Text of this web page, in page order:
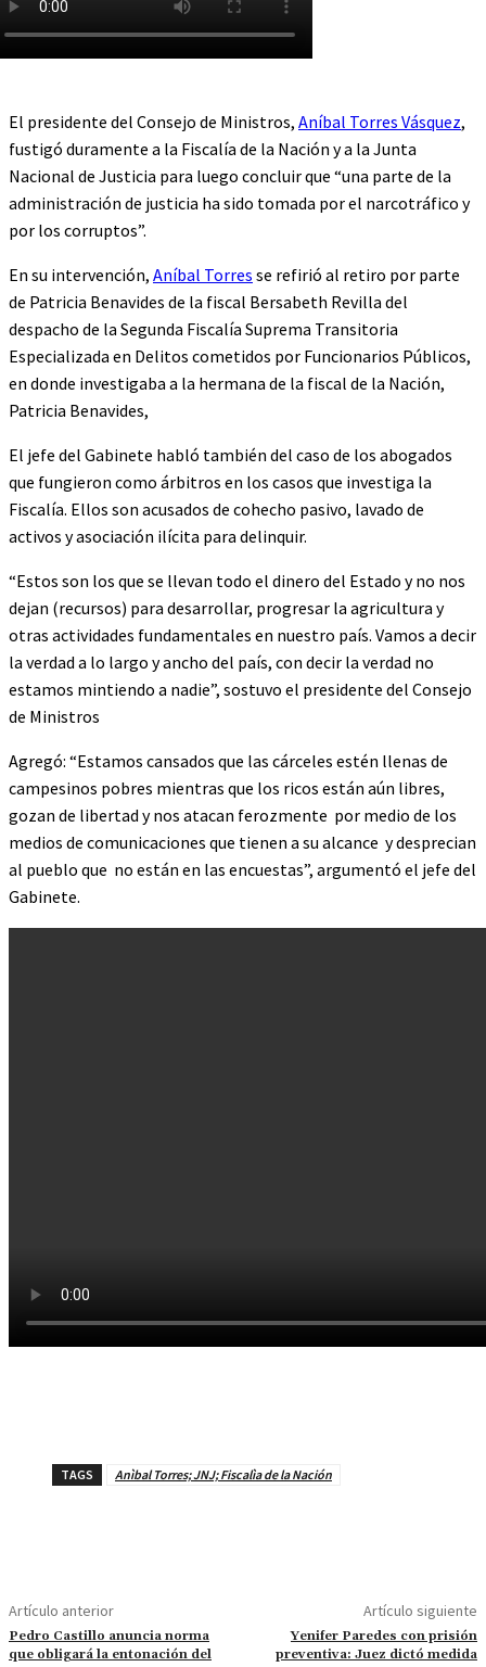
El presidente del Consejo de Ministros, Aníbal Torres Vásquez,
fustigó duramente a la Fiscalía de la Nación y a la Junta
Nacional de Justicia para luego concluir que “una parte de la
administración de justicia ha sido tomada por el narcotráfico y
por los corruptos”.
En su intervención, Aníbal Torres se refirió al retiro por parte
de Patricia Benavides de la fiscal Bersabeth Revilla del
despacho de la Segunda Fiscalía Suprema Transitoria
Especializada en Delitos cometidos por Funcionarios Públicos,
en donde investigaba a la hermana de la fiscal de la Nación,
Patricia Benavides,
El jefe del Gabinete habló también del caso de los abogados
que fungieron como árbitros en los casos que investiga la
Fiscalía. Ellos son acusados de cohecho pasivo, lavado de
activos y asociación ilícita para delinquir.
“Estos son los que se llevan todo el dinero del Estado y no nos
dejan (recursos) para desarrollar, progresar la agricultura y
otras actividades fundamentales en nuestro país. Vamos a decir
la verdad a lo largo y ancho del país, con decir la verdad no
estamos mintiendo a nadie”, sostuvo el presidente del Consejo
de Ministros
Agregó: “Estamos cansados que las cárceles estén llenas de
campesinos pobres mientras que los ricos están aún libres,
gozan de libertad y nos atacan ferozmente por medio de los
medios de comunicaciones que tienen a su alcance y desprecian
al pueblo que no están en las encuestas”, argumentó el jefe del
Gabinete.
TAGS Anìbal Torres; JNJ; Fiscalìa de la Nación
Artículo anterior
Pedro Castillo anuncia norma
que obligará la entonación del
Artículo siguiente
Yenifer Paredes con prisión
preventiva: Juez dictó medida